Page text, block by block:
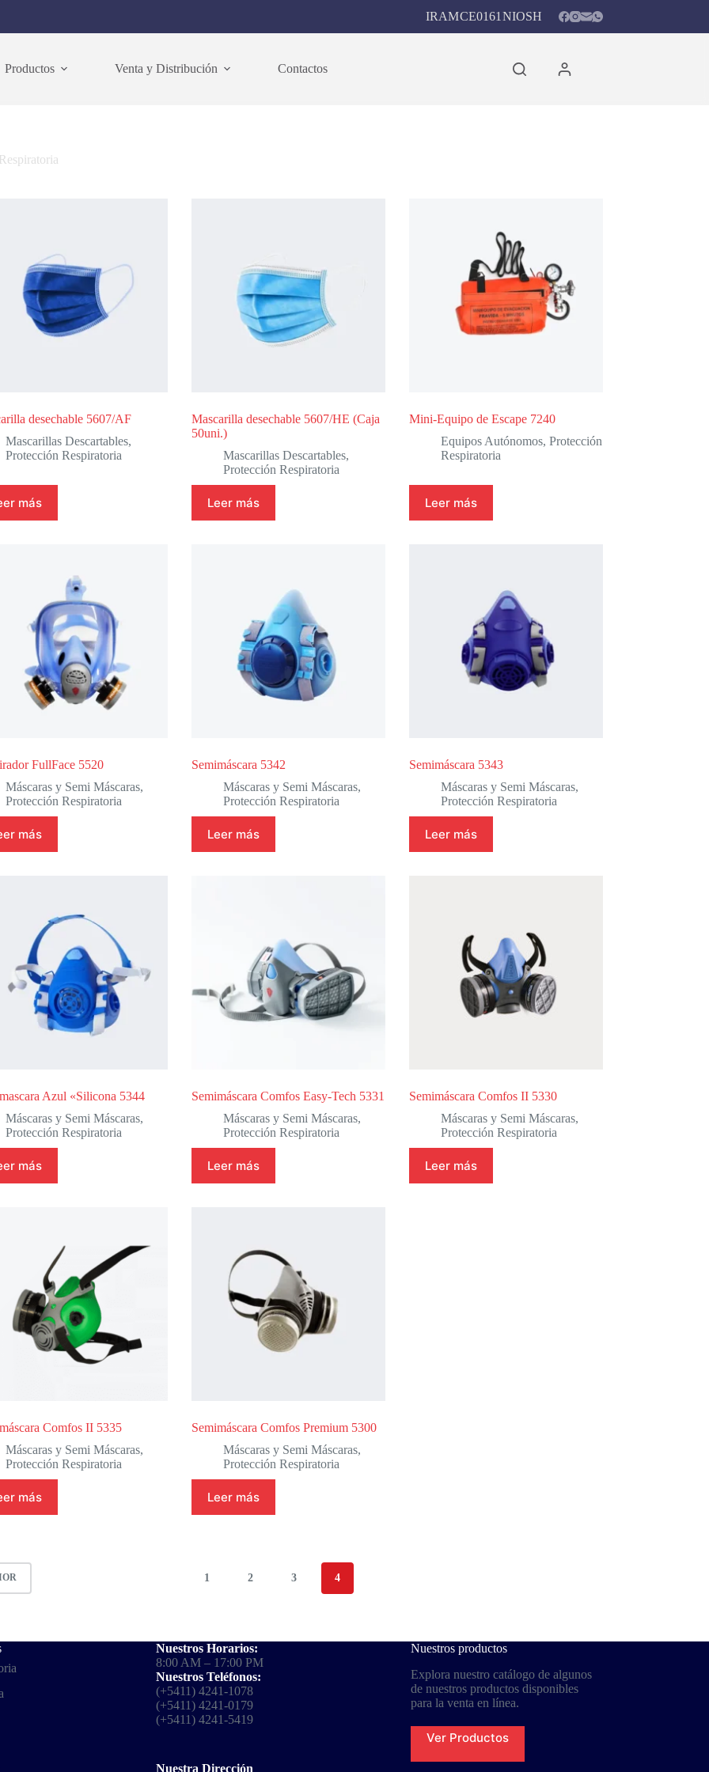
IRAMCE0161 NIOSH
Productos Venta y Distribución Contactos
desechable 5607/AF
Mascarillas Descartables,
Protección Respiratoria
más
Mascarilla desechable 5607/HE (Caja
50uni.)
Mascarillas Descartables,
Protección Respiratoria
Leer más
Mini-Equipo de Escape 7240
Equipos Autónomos, Protección
Respiratoria
Leer más
FullFace 5520
Máscaras y Semi Máscaras,
Protección Respiratoria
más
Semimáscara 5342
Máscaras y Semi Máscaras,
Protección Respiratoria
Leer más
Semimáscara 5343
Máscaras y Semi Máscaras,
Protección Respiratoria
Leer más
Azul «Silicona 5344
Máscaras y Semi Máscaras,
Protección Respiratoria
más
Semimáscara Comfos Easy-Tech 5331
Máscaras y Semi Máscaras,
Protección Respiratoria
Leer más
Semimáscara Comfos II 5330
Máscaras y Semi Máscaras,
Protección Respiratoria
Leer más
Comfos II 5335
Máscaras y Semi Máscaras,
Protección Respiratoria
más
Semimáscara Comfos Premium 5300
Máscaras y Semi Máscaras,
Protección Respiratoria
Leer más
1 2 3 4
Nuestros Horarios:
8:00 AM – 17:00 PM
Nuestros Teléfonos:
(+5411) 4241-1078
(+5411) 4241-0179
(+5411) 4241-5419
Nuestra Dirección
Nuestros productos
Explora nuestro catálogo de algunos
de nuestros productos disponibles
para la venta en línea.
Ver Productos